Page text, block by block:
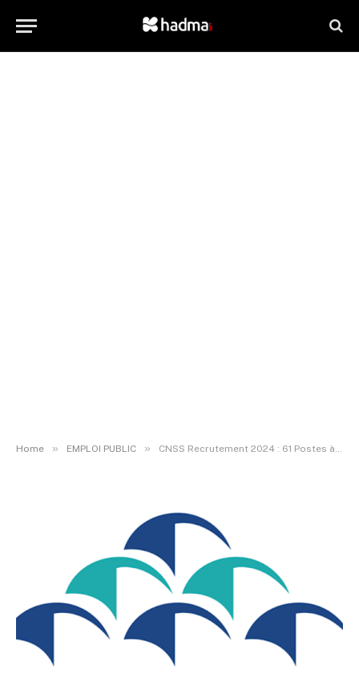
Home » EMPLOI PUBLIC » CNSS Recrutement 2024 : 61 Postes à Pourvoir